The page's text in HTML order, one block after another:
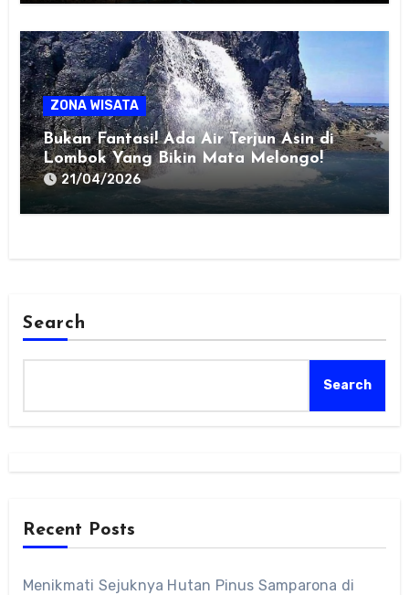
ZONA WISATA
Bukan Fantasi! Ada Air Terjun Asin di
Lombok Yang Bikin Mata Melongo!
21/04/2026
Search
Search
Recent Posts
Menikmati Sejuknya Hutan Pinus Samparona di